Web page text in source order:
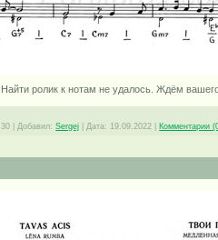
Найти ролик к нотам не удалось. Ждём
30 Добавил: Sergej Дата: 19.09.2022 Комментарии